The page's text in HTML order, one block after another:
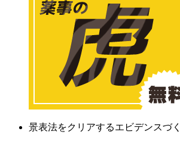
景表法をクリアするエビデンスづ